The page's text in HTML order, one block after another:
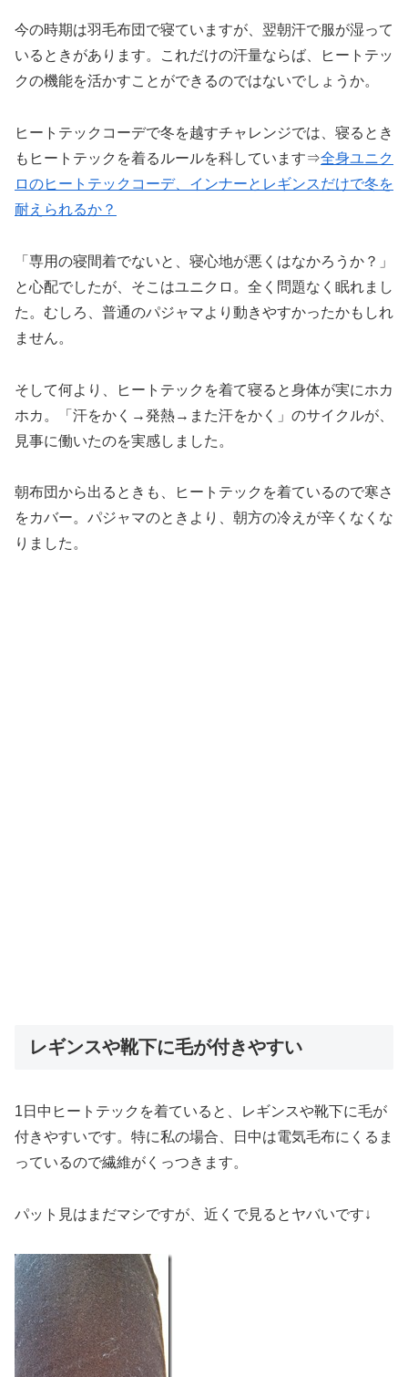
今の時期は羽毛布団で寝ていますが、翌朝汗で服が湿って
いるときがあります。これだけの汗量ならば、ヒートテッ
クの機能を活かすことができるのではないでしょうか。
ヒートテックコーデで冬を越すチャレンジでは、寝るとき
もヒートテックを着るルールを科しています⇒全身ユニク
ロのヒートテックコーデ、インナーとレギンスだけで冬を
耐えられるか？
「専用の寝間着でないと、寝心地が悪くはなかろうか？」
と心配でしたが、そこはユニクロ。全く問題なく眠れまし
た。むしろ、普通のパジャマより動きやすかったかもしれ
ません。
そして何より、ヒートテックを着て寝ると身体が実にホカ
ホカ。「汗をかく→発熱→また汗をかく」のサイクルが、
見事に働いたのを実感しました。
朝布団から出るときも、ヒートテックを着ているので寒さ
をカバー。パジャマのときより、朝方の冷えが辛くなくな
りました。
レギンスや靴下に毛が付きやすい
1日中ヒートテックを着ていると、レギンスや靴下に毛が
付きやすいです。特に私の場合、日中は電気毛布にくるま
っているので繊維がくっつきます。
パット見はまだマシですが、近くで見るとヤバいです↓